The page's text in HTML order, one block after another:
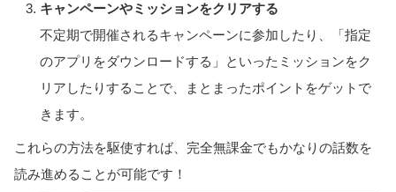
キャンペーンやミッションをクリアする
不定期で開催されるキャンペーンに参加したり、「指定
のアプリをダウンロードする」といったミッションをク
リアしたりすることで、まとまったポイントをゲットで
きます。
これらの方法を駆使すれば、完全無課金でもかなりの話数を
読み進めることが可能です！